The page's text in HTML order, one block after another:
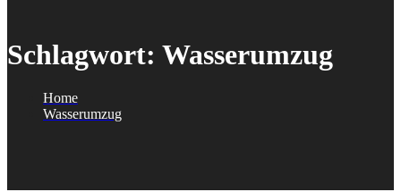
Schlagwort: Wasserumzug
Home
Wasserumzug